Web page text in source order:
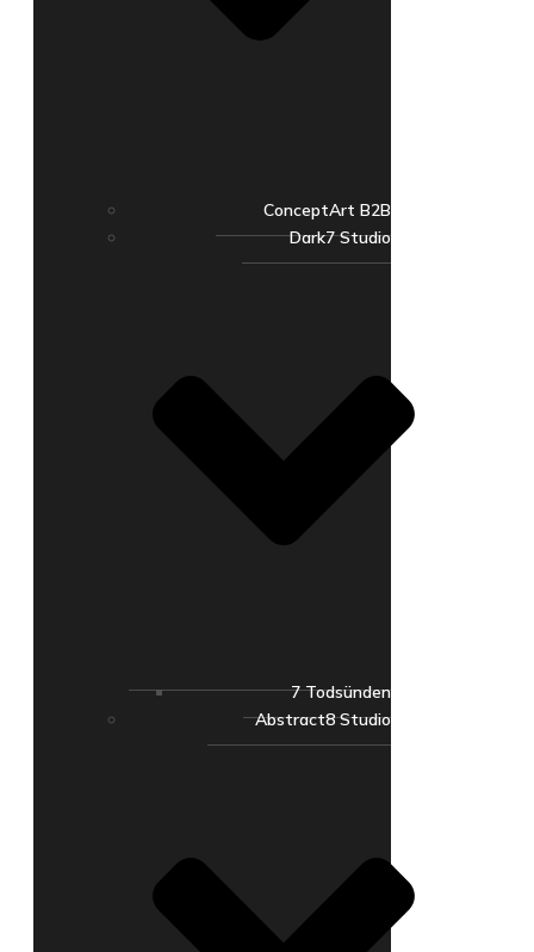
ConceptArt B2B
Dark7 Studio
7 Todsünden
Abstract8 Studio